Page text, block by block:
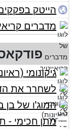
הייטק בפקקים
מדברים
גיקונומי
לשחרר את
המוג'ו של בן
מתן חכימי -